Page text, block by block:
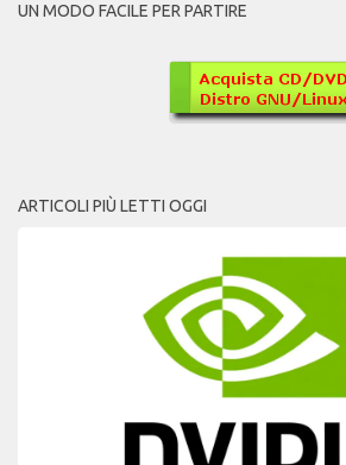
UN MODO FACILE PER PARTIRE
ARTICOLI PIÙ LETTI OGGI